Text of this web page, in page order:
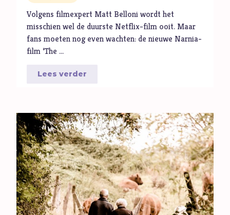
Zintuigen
Zoektocht
Zonde
Volgens filmexpert Matt Belloni wordt het
misschien wel de duurste Netflix-film ooit. Maar
fans moeten nog even wachten: de nieuwe Narnia-
film ‘The …
Lees verder